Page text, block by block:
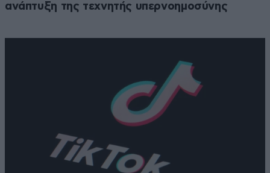
ανάπτυξη της τεχνητής υπερνοημοσύνης